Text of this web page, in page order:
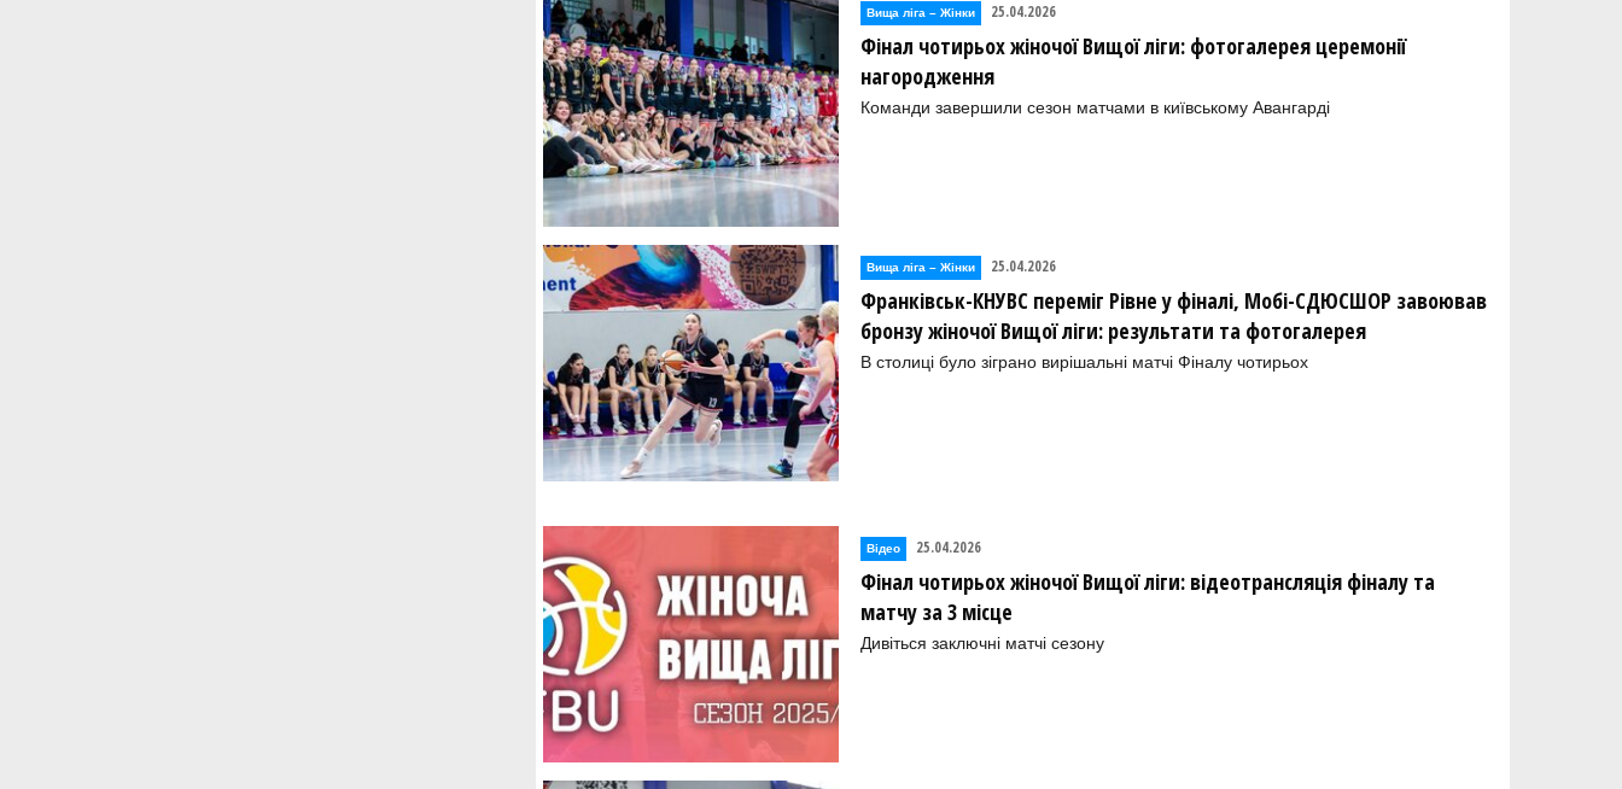
Вища лiга – Жiнки 25.04.2026
Фінал чотирьох жіночої Вищої ліги: фотогалерея церемонії
нагородження
Команди завершили сезон матчами в київському Авангарді
Вища лiга – Жiнки 25.04.2026
Франківськ-КНУВС переміг Рівне у фіналі, Мобі-СДЮСШОР завоював
бронзу жіночої Вищої ліги: результати та фотогалерея
В столиці було зіграно вирішальні матчі Фіналу чотирьох
Відео 25.04.2026
Фінал чотирьох жіночої Вищої ліги: відеотрансляція фіналу та
матчу за 3 місце
Дивіться заключні матчі сезону